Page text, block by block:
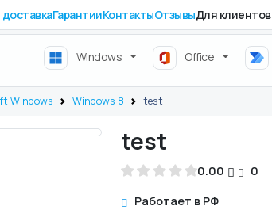
ГарантииКонтактыОтзывыДля клиентов
Windows Office
Windows Windows 8 test
test
0.00 0
Работает в РФ